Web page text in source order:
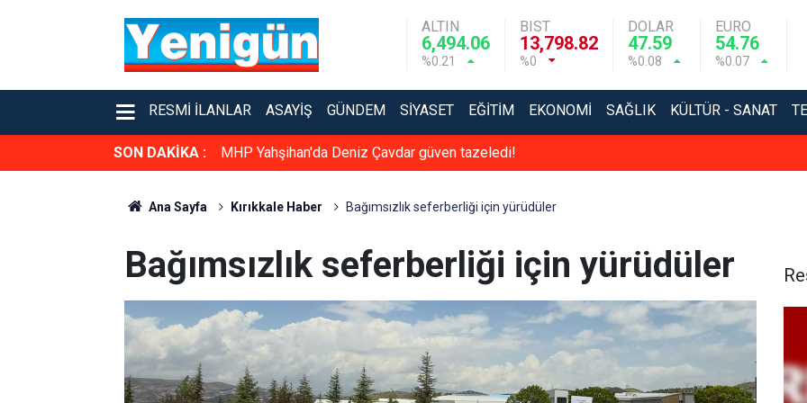
ALTIN
6,494.06
%0.21
BIST
13,798.82
%0
DOLAR
47.59
%0.08
EURO
54.76
%0.07
RESMI İLANLAR ASAYIŞ GÜNDEM SIYASET EĞITIM EKONOMI SAĞLIK KÜLTÜR - SANAT
SON DAKİKA : MHP Yahşihan'da Deniz Çavdar güven tazeledi!
Ana Sayfa Kırıkkale Haber Bağımsızlık seferberliği için yürüdüler
Bağımsızlık seferberliği için yürüdüler